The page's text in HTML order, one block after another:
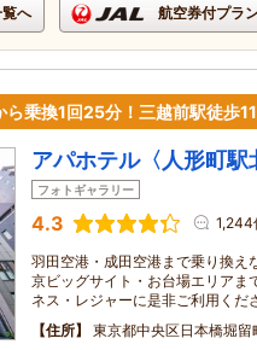
へ 航空券付プラ
乗換1回25分！三越前駅徒歩
アパホテル〈人形町駅
フォトギャラリー
4.3 1,244
羽田空港・成田空港まで乗り換え
京ビッグサイト・お台場エリアま
ネス・レジャーに是非ご利用くだ
住所
東京都中央区日本橋堀留